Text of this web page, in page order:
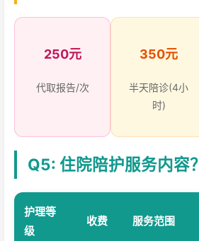
250元
代取报告/次
350元
半天陪诊(4小
时)
Q5: 住院陪护服务内容？
护理等
级
收费 服务范围